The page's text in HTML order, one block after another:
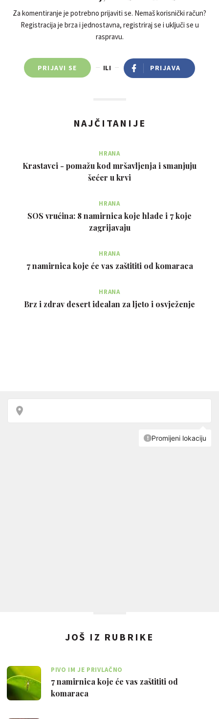
Za komentiranje je potrebno prijaviti se. Nemaš korisnički račun?
Registracija je brza i jednostavna, registriraj se i uključi se u
raspravu.
PRIJAVI SE ILI PRIJAVA
NAJČITANIJE
HRANA
Krastavci - pomažu kod mršavljenja i smanjuju
šećer u krvi
HRANA
SOS vrućina: 8 namirnica koje hlade i 7 koje
zagrijavaju
HRANA
7 namirnica koje će vas zaštititi od komaraca
HRANA
Brz i zdrav desert idealan za ljeto i osvježenje
JOŠ IZ RUBRIKE
PIVO IM JE PRIVLAČNO
7 namirnica koje će vas zaštititi od
komaraca